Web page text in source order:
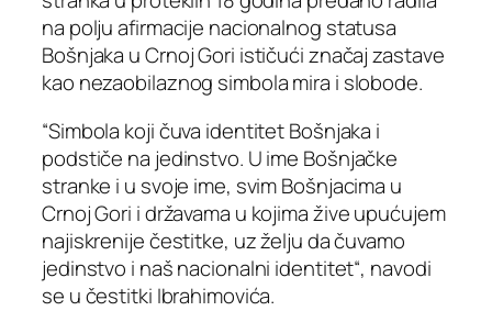
na polju afirmacije nacionalnog statusa
Bošnjaka u Crnoj Gori ističući značaj zastave
kao nezaobilaznog simbola mira i slobode.
“Simbola koji čuva identitet Bošnjaka i
podstiče na jedinstvo. U ime Bošnjačke
stranke i u svoje ime, svim Bošnjacima u
Crnoj Gori i državama u kojima žive upućujem
najiskrenije čestitke, uz želju da čuvamo
jedinstvo i naš nacionalni identitet“, navodi
se u čestitki Ibrahimovića.